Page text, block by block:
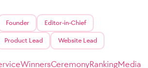
Founder Editor-in-Chief
Product Lead Website Lead
WinnersCeremonyRankingMedia